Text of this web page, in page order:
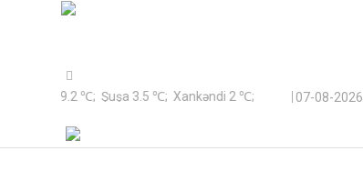
Bakı 9.2 ℃; Şuşa 3.5 ℃; Xankəndi 2 ℃; 07-08-2026